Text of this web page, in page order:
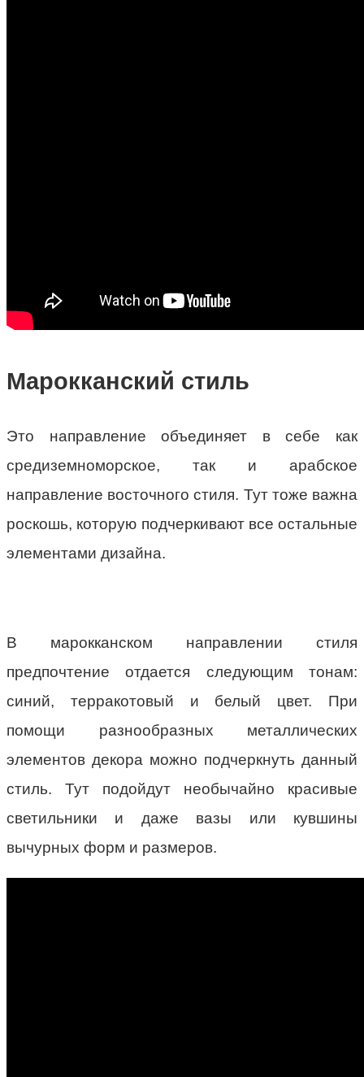
Марокканский стиль
Это направление объединяет в себе как
средиземноморское, так и арабское
направление восточного стиля. Тут тоже важна
роскошь, которую подчеркивают все остальные
элементами дизайна.
В марокканском направлении стиля
предпочтение отдается следующим тонам:
синий, терракотовый и белый цвет. При
помощи разнообразных металлических
элементов декора можно подчеркнуть данный
стиль. Тут подойдут необычайно красивые
светильники и даже вазы или кувшины
вычурных форм и размеров.